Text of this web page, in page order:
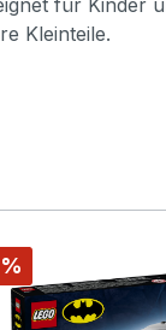
für Kinder
Kleinteile.
Rabatt
%